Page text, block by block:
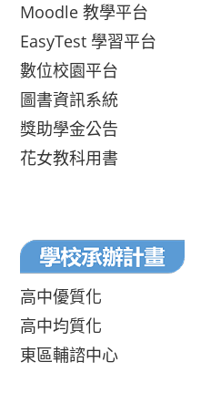
Moodle 教學平台
EasyTest 學習平台
數位校園平台
圖書資訊系統
獎助學金公告
花女教科用書
高中優質化
高中均質化
東區輔諮中心